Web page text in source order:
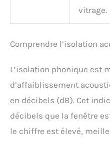
vitrage.
Comprendre l’isolation
L’isolation phonique est
d’affaiblissement
en décibels (dB). Cet
décibels que la fenêtre
le chiffre est élevé,